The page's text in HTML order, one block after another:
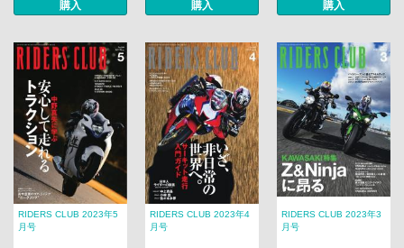
購入 購入 購入
RIDERS CLUB 2023年5
月号
RIDERS CLUB 2023年4
月号
RIDERS CLUB 2023年3
月号